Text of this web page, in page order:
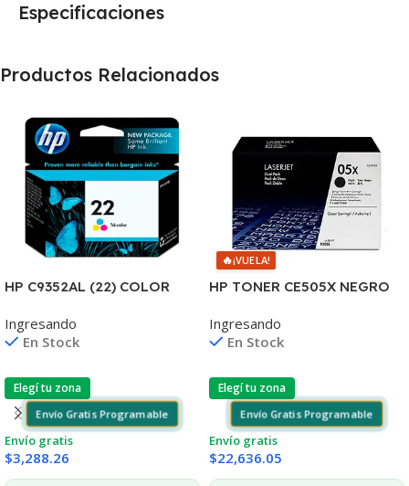
Especificaciones
Productos Relacionados
HP C9352AL (22) COLOR
5 6ML (D)
Ingresando
En Stock
Elegí tu zona
Envío Gratis Programable
Envío gratis
$3,288.26
🔥¡VUELA!
HP TONER CE505X NEGRO
Ingresando
En Stock
Elegí tu zona
Envío Gratis Programable
Envío gratis
$22,636.05